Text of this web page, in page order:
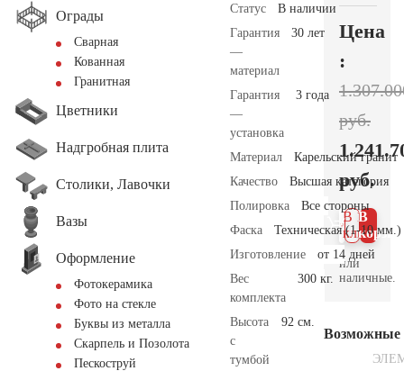
Ограды
Сварная
Кованная
Гранитная
Цветники
Надгробная плита
Столики, Лавочки
Вазы
Оформление
Фотокерамика
Фото на стекле
Буквы из металла
Скарпель и Позолота
Пескоструй
Статус
В наличии
Гарантия
—
материал
30 лет
Гарантия
—
установка
3 года
Материал
Карельский гранит
Качество
Высшая категория
Полировка
Все стороны
Фаска
Техническая (1-10 мм.)
Изготовление
от 14 дней
Вес
комплекта
300 кг.
Высота
с
тумбой
92 см.
Цена
:
руб.
руб.
В
В 1
клик
или
наличные.
Возможные